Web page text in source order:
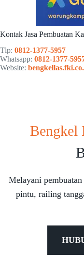
Kontak Jasa Pembuatan
Tlp: 0812-1377-5957
Whatsapp: 0812-1377-
Website:
Bengkel
Melayani
pintu, railing